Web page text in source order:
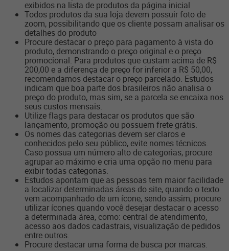
exibidos na lista de produtos da página inicial
Todos produtos da sua loja devem possuir foto de
zoom, possibilitando que os cliente possam analisar os
detalhes do produto
Procure destacar o preço para pagamento à vista do
produto, demonstrando o preço original e o preço
promocional. Para produtos que custam acima de R$
200,00 e a diferença de preço for inferior a R$ 50,00,
recomendamos destacar o preço parcelado. Estudos
indicam que boa parte dos brasileiros não analisa o
preço do produto, mas sim, se a parcela se encaixa nos
seus custos mensais.
Utilize flags para destacar os produtos que são
lançamento, promoção ou possuem frete grátis.
Os nomes das categorias devem ser claros e
conhecidos pelo seu público, evite nomes técnicos.
Caso possua um número alto de categorias, procure
agrupar ao máximo e cria uma opção no menu para
exibir todas categorias.
Estudos apontam que as pessoas tem maior facilidade
a localizar determinadas áreas do site, quando o texto
vem acompanhado de um ícone, sendo assim, procure
utilizar ícones quando você desejar destacar o acesso
a determinada área, como: central de atendimento,
acesso aos dados cadastrais, visualização de pedidos
entre outros.
Procure destacar uma forma de busca por marcas.